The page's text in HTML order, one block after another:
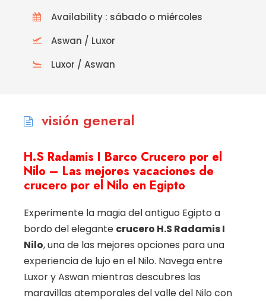
Availability : sábado o miércoles
Aswan / Luxor
Luxor / Aswan
visión general
H.S Radamis I Barco Crucero por el
Nilo – Las mejores vacaciones de
crucero por el Nilo en Egipto
Experimente la magia del antiguo Egipto a
bordo del elegante crucero H.S Radamis I
Nilo, una de las mejores opciones para una
experiencia de lujo en el Nilo. Navega entre
Luxor y Aswan mientras descubres las
maravillas atemporales del valle del Nilo con